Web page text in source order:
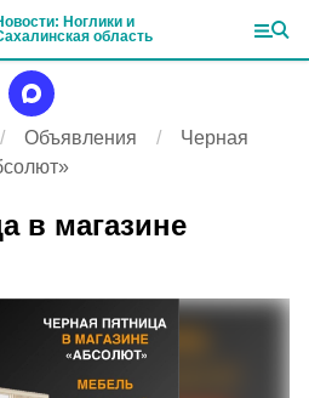
Ноглики и
область
Объявления
Черная
в магазине